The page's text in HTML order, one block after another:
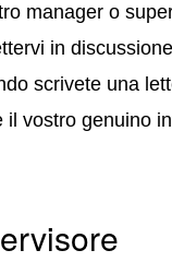
manager o
in
scrivete una
vostro genuino